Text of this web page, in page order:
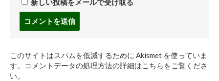
新しい投稿をメールで受け取る
す
る
このサイトはスパムを低減するために Akismet を使っていま
す。
コメントデータの処理方法の詳細はこちらをご覧くださ
い。